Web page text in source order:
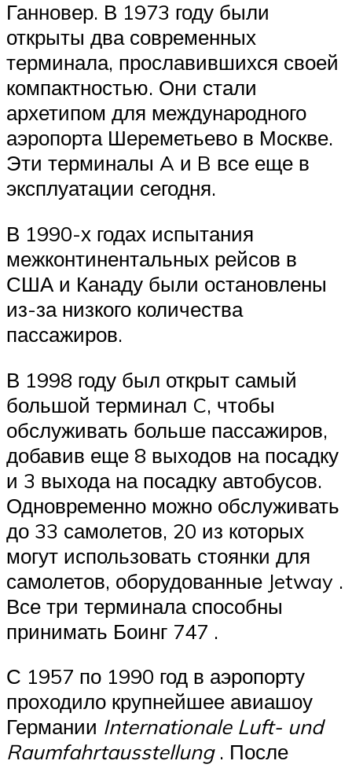
Ганновер. В 1973 году были
открыты два современных
терминала, прославившихся своей
компактностью. Они стали
архетипом для международного
аэропорта Шереметьево в Москве.
Эти терминалы A и B все еще в
эксплуатации сегодня.
В 1990-х годах испытания
межконтинентальных рейсов в
США и Канаду были остановлены
из-за низкого количества
пассажиров.
В 1998 году был открыт самый
большой терминал C, чтобы
обслуживать больше пассажиров,
добавив еще 8 выходов на посадку
и 3 выхода на посадку автобусов.
Одновременно можно обслуживать
до 33 самолетов, 20 из которых
могут использовать стоянки для
самолетов, оборудованные Jetway .
Все три терминала способны
принимать Боинг 747 .
С 1957 по 1990 год в аэропорту
проходило крупнейшее авиашоу
Германии Internationale Luft- und
Raumfahrtausstellung. После